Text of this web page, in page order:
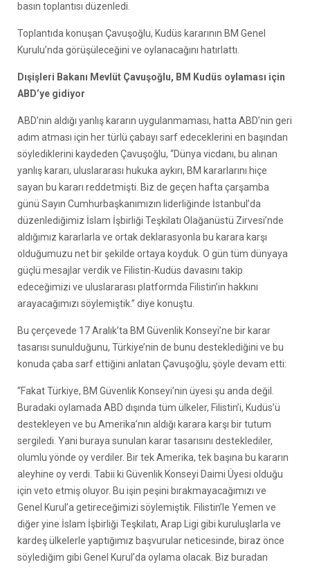
basın toplantısı düzenledi.
Toplantıda konuşan Çavuşoğlu, Kudüs kararının BM Genel
Kurulu’nda görüşüleceğini ve oylanacağını hatırlattı.
Dışişleri Bakanı Mevlüt Çavuşoğlu, BM Kudüs oylaması için
ABD’ye gidiyor
ABD’nin aldığı yanlış kararın uygulanmaması, hatta ABD’nin geri
adım atması için her türlü çabayı sarf edeceklerini en başından
söylediklerini kaydeden Çavuşoğlu, “Dünya vicdanı, bu alınan
yanlış kararı, uluslararası hukuka aykırı, BM kararlarını hiçe
sayan bu kararı reddetmişti. Biz de geçen hafta çarşamba
günü Sayın Cumhurbaşkanımızın liderliğinde İstanbul’da
düzenlediğimiz İslam İşbirliği Teşkilatı Olağanüstü Zirvesi’nde
aldığımız kararlarla ve ortak deklarasyonla bu karara karşı
olduğumuzu net bir şekilde ortaya koyduk. O gün tüm dünyaya
güçlü mesajlar verdik ve Filistin-Kudüs davasını takip
edeceğimizi ve uluslararası platformda Filistin’in hakkını
arayacağımızı söylemiştik.” diye konuştu.
Bu çerçevede 17 Aralık’ta BM Güvenlik Konseyi’ne bir karar
tasarısı sunulduğunu, Türkiye’nin de bunu desteklediğini ve bu
konuda çaba sarf ettiğini anlatan Çavuşoğlu, şöyle devam etti:
“Fakat Türkiye, BM Güvenlik Konseyi’nin üyesi şu anda değil.
Buradaki oylamada ABD dışında tüm ülkeler, Filistin’i, Kudüs’ü
destekleyen ve bu Amerika’nın aldığı karara karşı bir tutum
sergiledi. Yani buraya sunulan karar tasarısını desteklediler,
olumlu yönde oy verdiler. Bir tek Amerika, tek başına bu kararın
aleyhine oy verdi. Tabii ki Güvenlik Konseyi Daimi Üyesi olduğu
için veto etmiş oluyor. Bu işin peşini bırakmayacağımızı ve
Genel Kurul’a getireceğimizi söylemiştik. Filistin’le Yemen ve
diğer yine İslam İşbirliği Teşkilatı, Arap Ligi gibi kuruluşlarla ve
kardeş ülkelerle yaptığımız başvurular neticesinde, biraz önce
söylediğim gibi Genel Kurul’da oylama olacak. Biz buradan